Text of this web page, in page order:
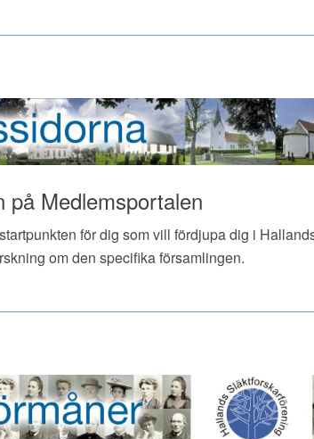
på Medlemsportalen
för dig som vill fördjupa dig i
om den specifika församlingen.